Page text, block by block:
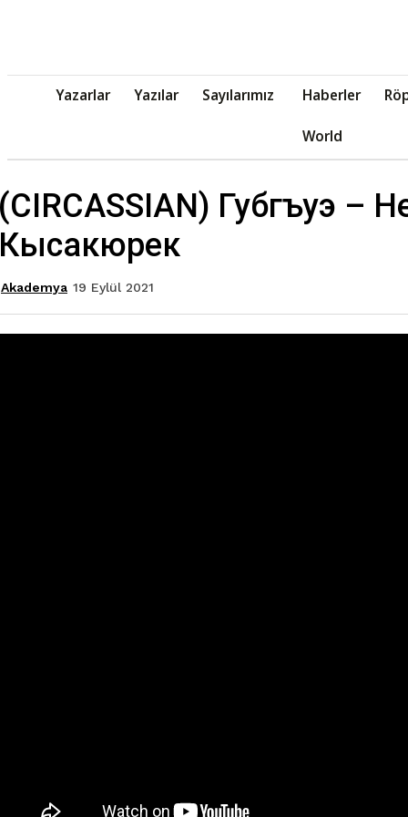
Yazarlar Yazılar Sayılarımız Haberler
World
Губгъуэ –
Akademya 19 Eylül 2021